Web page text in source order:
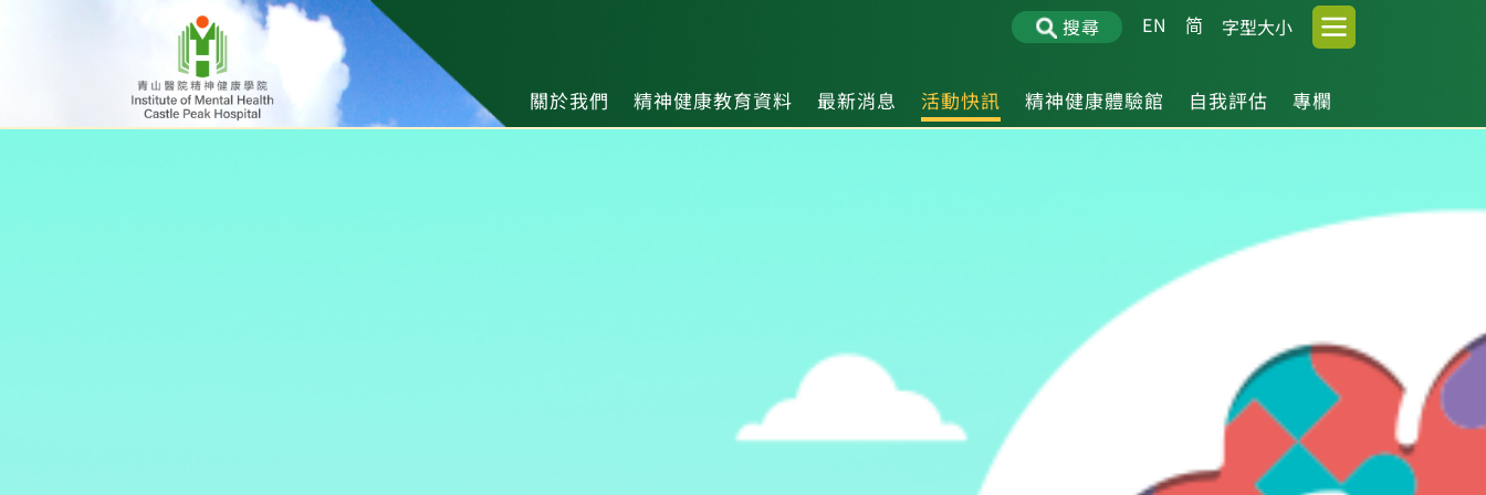
搜尋 EN 简 字型大小
關於我們 精神健康教育資料 最新消息 活動快訊 精神健康體驗館 自我評估 專欄